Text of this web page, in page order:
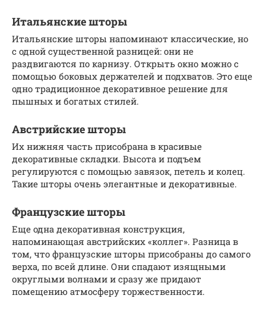
Итальянские шторы
Итальянские шторы напоминают классические, но
с одной существенной разницей: они не
раздвигаются по карнизу. Открыть окно можно с
помощью боковых держателей и подхватов. Это еще
одно традиционное декоративное решение для
пышных и богатых стилей.
Австрийские шторы
Их нижняя часть присобрана в красивые
декоративные складки. Высота и подъем
регулируются с помощью завязок, петель и колец.
Такие шторы очень элегантные и декоративные.
Французские шторы
Еще одна декоративная конструкция,
напоминающая австрийских «коллег». Разница в
том, что французские шторы присобраны до самого
верха, по всей длине. Они спадают изящными
округлыми волнами и сразу же придают
помещению атмосферу торжественности.